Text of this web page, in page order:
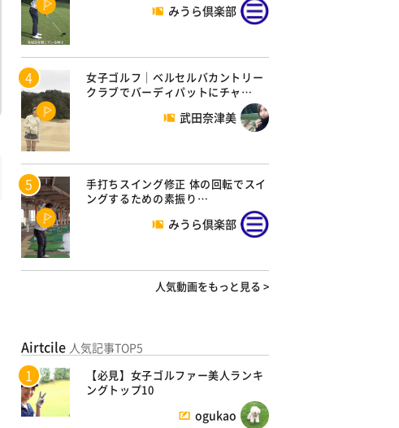
みうら倶楽部
女子ゴルフ｜ベルセルバカントリー
クラブでバーディパットにチャ…
武田奈津美
手打ちスイング修正 体の回転でスイ
ングするための素振り…
みうら倶楽部
人気動画をもっと見る >
Airtcile 人気記事TOP5
【必見】女子ゴルファー美人ランキ
ングトップ10
ogukao